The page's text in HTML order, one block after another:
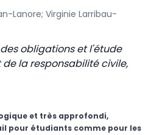
Lanore; Virginie Larribau-
obligations et l'étude
la responsabilité civile,
et très approfondi,
pour étudiants comme pour les